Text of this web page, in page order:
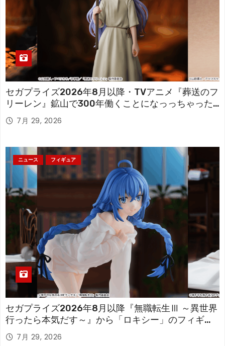
セガプライズ2026年8月以降・TVアニメ『葬送のフ
リーレン』鉱山で300年働くことになっっちゃった
「フリーレン」を立体化！
7月 29, 2026
ニュース フィギュア
セガプライズ2026年8月以降『無職転生Ⅲ ～異世界
行ったら本気だす～』から「ロキシー」のフィギュ
アが登場！
7月 29, 2026